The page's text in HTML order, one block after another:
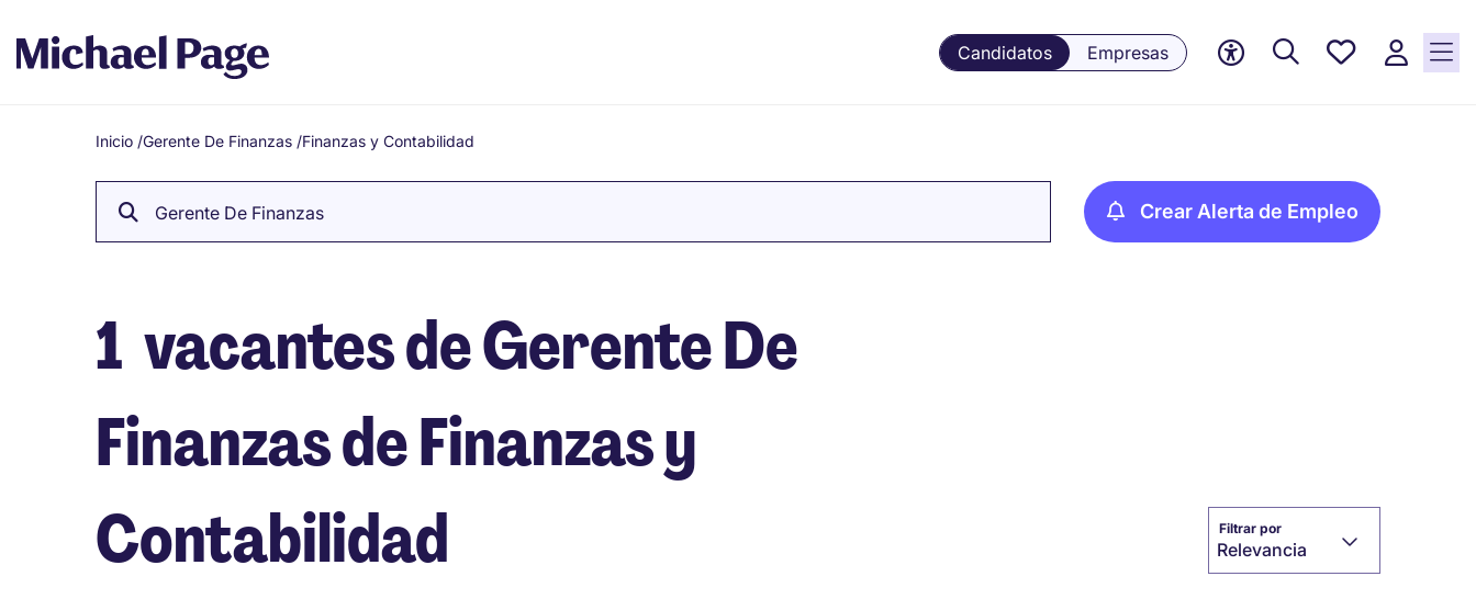
Candidatos Empresas
Empleos
Breadcrumb
Inicio /Gerente De Finanzas /Finanzas y Contabilidad
Gerente De Finanzas Crear Alerta de Empleo
1 vacantes de Gerente De
Finanzas de Finanzas y
Contabilidad
Filtrar por
Relevancia